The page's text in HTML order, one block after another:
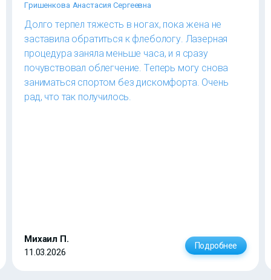
Гришенкова Анастасия Сергеевна
Долго терпел тяжесть в ногах, пока жена не
заставила обратиться к флебологу. Лазерная
процедура заняла меньше часа, и я сразу
почувствовал облегчение. Теперь могу снова
заниматься спортом без дискомфорта. Очень
рад, что так получилось.
Михаил П.
11.03.2026
Подробнее